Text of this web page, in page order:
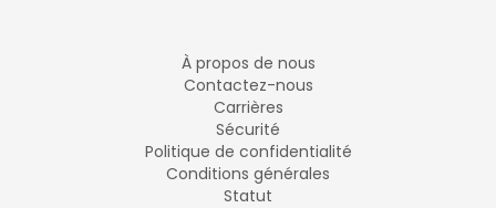
À propos de nous
Contactez-nous
Carrières
Sécurité
Politique de confidentialité
Conditions générales
Statut